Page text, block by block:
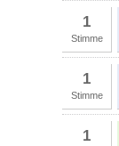
1
Stimme
1
Stimme
1